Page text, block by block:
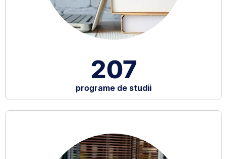
207
programe de studii